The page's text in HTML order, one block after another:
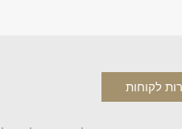
לקוחות